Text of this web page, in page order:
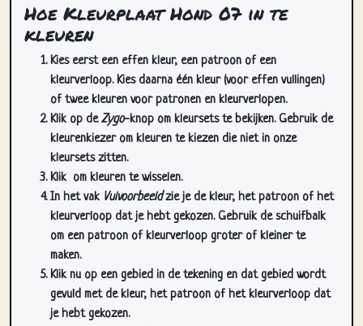
Hoe Kleurplaat Hond 07 in te
kleuren
Kies eerst een effen kleur, een patroon of een
kleurverloop. Kies daarna één kleur (voor effen vullingen)
of twee kleuren voor patronen en kleurverlopen.
Klik op deZygo-knop om kleursets te bekijken. Gebruik de
kleurenkiezer om kleuren te kiezen die niet in onze
kleursets zitten.
Klik om kleuren te wisselen.
In het vak Vulvoorbeeldzie je de kleur, het patroon of het
kleurverloop dat je hebt gekozen. Gebruik de schuifbalk
om een patroon of kleurverloop groter of kleiner te
maken.
Klik nu op een gebied in de tekening en dat gebied wordt
gevuld met de kleur, het patroon of het kleurverloop dat
je hebt gekozen.